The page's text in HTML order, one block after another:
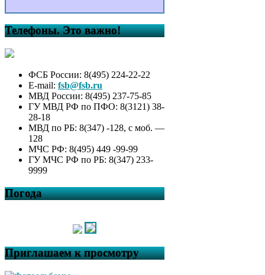
Телефоны. Это важно!
ФСБ России: 8(495) 224-22-22
E-mail: fsb@fsb.ru
МВД России: 8(495) 237-75-85
ГУ МВД РФ по ПФО: 8(3121) 38-
28-18
МВД по РБ: 8(347) -128, с моб. —
128
МЧС РФ: 8(495) 449 -99-99
ГУ МЧС РФ по РБ: 8(347) 233-
9999
Погода
Приглашаем к просмотру